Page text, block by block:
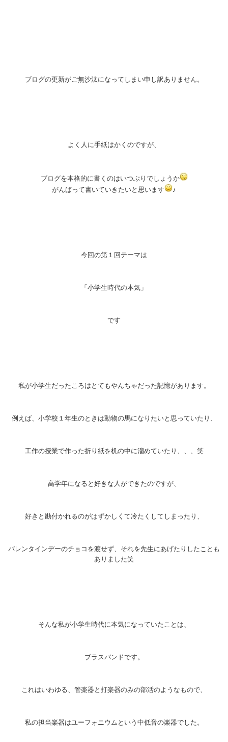
ブログの更新がご無沙汰になってしまい申し訳ありません。
よく人に手紙はかくのですが、
ブログを本格的に書くのはいつぶりでしょうか
がんばって書いていきたいと思います
♪
今回の第１回テーマは
「小学生時代の本気」
です
私が小学生だったころはとてもやんちゃだった記憶があります。
例えば、小学校１年生のときは動物の馬になりたいと思っていたり、
工作の授業で作った折り紙を机の中に溜めていたり、、、笑
高学年になると好きな人ができたのですが、
好きと勘付かれるのがはずかしくて冷たくしてしまったり、
バレンタインデーのチョコを渡せず、それを先生にあげたりしたことも
ありました笑
そんな私が小学生時代に本気になっていたことは、
ブラスバンドです。
これはいわゆる、管楽器と打楽器のみの部活のようなもので、
私の担当楽器はユーフォニウムという中低音の楽器でした。